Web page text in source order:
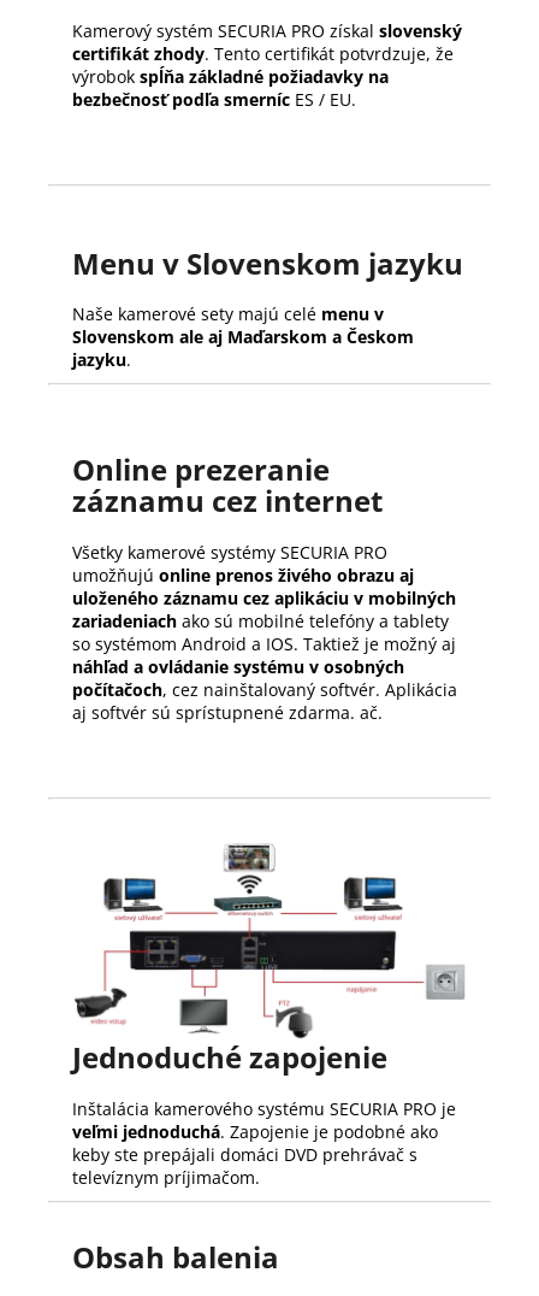
Kamerový systém SECURIA PRO získal slovenský
certifikát zhody. Tento certifikát potvrdzuje, že
výrobok spĺňa základné požiadavky na
bezbečnosť podľa smerníc ES / EU.
Menu v Slovenskom jazyku
Naše kamerové sety majú celé menu v
Slovenskom ale aj Maďarskom a Českom
jazyku.
Online prezeranie
záznamu cez internet
Všetky kamerové systémy SECURIA PRO
umožňujú online prenos živého obrazu aj
uloženého záznamu cez aplikáciu v mobilných
zariadeniach ako sú mobilné telefóny a tablety
so systémom Android a IOS. Taktiež je možný aj
náhľad a ovládanie systému v osobných
počítačoch, cez nainštalovaný softvér. Aplikácia
aj softvér sú sprístupnené zdarma. ač.
Jednoduché zapojenie
Inštalácia kamerového systému SECURIA PRO je
veľmi jednoduchá. Zapojenie je podobné ako
keby ste prepájali domáci DVD prehrávač s
televíznym príjimačom.
Obsah balenia